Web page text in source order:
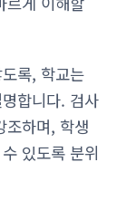
록, 학교는
합니다. 검사
조하며, 학생
있도록 분위